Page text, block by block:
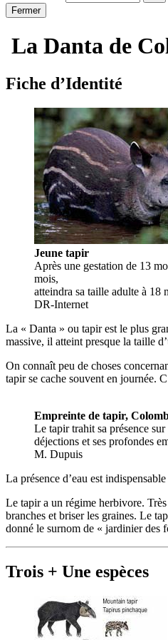
Fermer
La Danta de
Fiche d’Identité
Jeune tapir
Après une gestation de 13
mois,
atteindra sa taille adulte à 18
DR-Internet
La « Danta » ou tapir est le plus
massive, il atteint presque la taille
On connaît peu de choses
tapir se cache souvent en journée.
Empreinte de tapir,
Le tapir trahit sa présence
déjections et ses profondes
M. Dupuis
La présence d’eau est
Le tapir a un régime herbivore.
branches et briser les graines. Le
donné le surnom de « jardinier des
Trois + Une espèces